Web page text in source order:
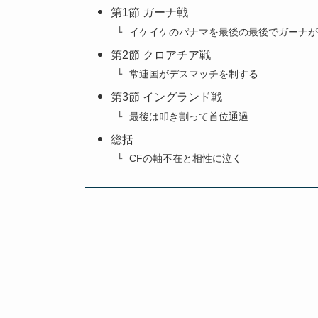
第1節 ガーナ戦
イケイケのパナマを最後の最後でガーナ
第2節 クロアチア戦
常連国がデスマッチを制する
第3節 イングランド戦
最後は叩き割って首位通過
総括
CFの軸不在と相性に泣く